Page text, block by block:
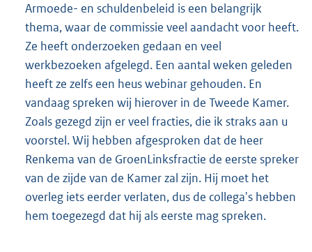
Armoede- en schuldenbeleid is een belangrijk
thema, waar de commissie veel aandacht voor heeft.
Ze heeft onderzoeken gedaan en veel
werkbezoeken afgelegd. Een aantal weken geleden
heeft ze zelfs een heus webinar gehouden. En
vandaag spreken wij hierover in de Tweede Kamer.
Zoals gezegd zijn er veel fracties, die ik straks aan u
voorstel. Wij hebben afgesproken dat de heer
Renkema van de GroenLinksfractie de eerste spreker
van de zijde van de Kamer zal zijn. Hij moet het
overleg iets eerder verlaten, dus de collega's hebben
hem toegezegd dat hij als eerste mag spreken.